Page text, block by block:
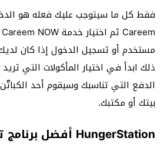
فقط كل ما سيتوجب عليك فعله هو
مستخدم أو تسجيل الدخول إذا كان
ذلك ابدأ في اختيار المأكولات التي
الدفع التي تناسبك وسيقوم أحد
بيتك أو مكتبك.
HungerStation أفضل برنامج توصيل طلبات